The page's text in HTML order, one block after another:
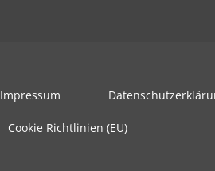
Impressum
Cookie Richtlinien (EU)